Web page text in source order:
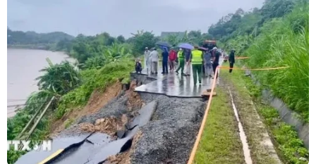
Hàn Quốc đầu tư xây “Thung lũng
K-Vietnam” gắn với hậu duệ dòng họ
07/08/2026 06:30
Liên kết "ba nhà": Động lực thúc đẩy